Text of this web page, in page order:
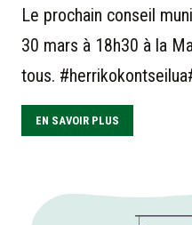
Le prochain conseil
30 mars à 18h30 à la
tous.
EN SAVOIR PLUS